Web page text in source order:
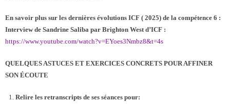
En savoir plus sur les dernières évolutions ICF ( 2025) de la compétence 6 :
Interview de Sandrine Saliba par Brighton West d’ICF :
https://www.youtube.com/watch?v=EYoes3Nmbz8&t=4s
QUELQUES ASTUCES ET EXERCICES CONCRETS POUR AFFINER
SON ÉCOUTE
Relire les retranscripts de ses séances pour: